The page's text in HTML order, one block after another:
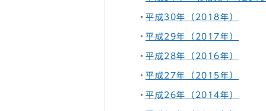
平成30年（2018年）
平成29年（2017年）
平成28年（2016年）
平成27年（2015年）
平成26年（2014年）